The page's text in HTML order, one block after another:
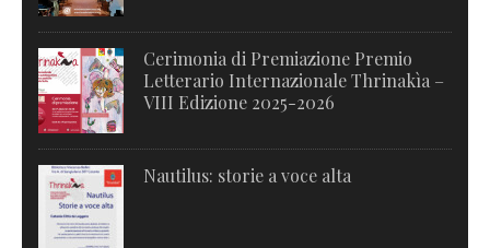
Cerimonia di Premiazione Premio
Letterario Internazionale Thrinakìa –
VIII Edizione 2025-2026
Nautilus: storie a voce alta